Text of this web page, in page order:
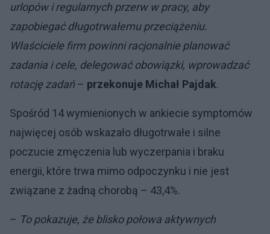
urlopów i regularnych przerw w pracy, aby
zapobiegać długotrwałemu przeciążeniu.
Właściciele firm powinni racjonalnie planować
zadania i cele, delegować obowiązki, wprowadzać
rotację zadań– przekonuje Michał Pajdak.
Spośród 14 wymienionych w ankiecie symptomów
najwięcej osób wskazało długotrwałe i silne
poczucie zmęczenia lub wyczerpania i braku
energii, które trwa mimo odpoczynku i nie jest
związane z żadną chorobą – 43,4%.
– To pokazuje, że blisko połowa aktywnych